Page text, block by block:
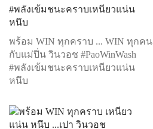
พร้อม WIN ทุกคราบ ... WIN ทุกคน
กับแม่ปิ่น วินวอช #PaoWinWash
#พลังเข้มชนะคราบเหนียวแน่น
หนึบ